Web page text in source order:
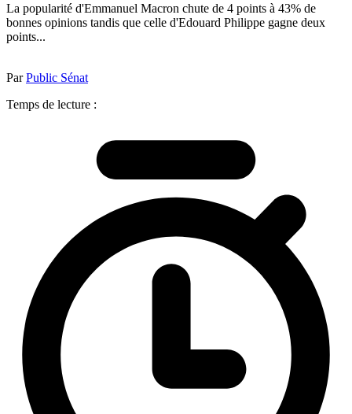
La popularité d'Emmanuel Macron chute de 4 points à 43% de
bonnes opinions tandis que celle d'Edouard Philippe gagne deux
points...
ParPublic Sénat
Temps de lecture :